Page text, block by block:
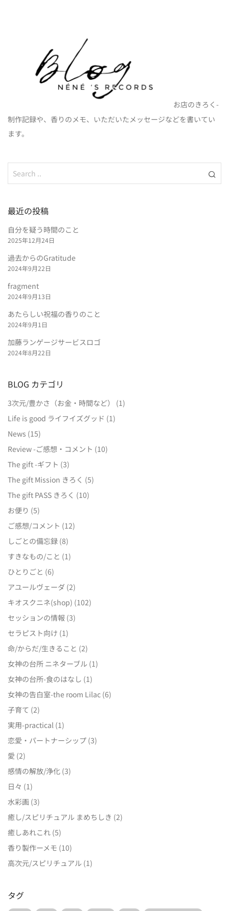
お店のきろく-
制作記録や、香りのメモ、いただいたメッセージなどを書いてい
ます。
最近の投稿
自分を疑う時間のこと
2025年12月24日
過去からのGratitude
2024年9月22日
fragment
2024年9月13日
あたらしい祝福の香りのこと
2024年9月1日
加藤ランゲージサービスロゴ
2024年8月22日
BLOG カテゴリ
3次元/豊かさ（お金・時間など）
(1)
Life is good ライフイズグッド (1)
News (15)
Review -ご感想・コメント (10)
The gift -ギフト (3)
The gift Mission きろく (5)
The gift PASS きろく (10)
お便り (5)
ご感想/コメント (12)
しごとの備忘録 (8)
すきなもの/こと (1)
ひとりごと (6)
アユールヴェーダ (2)
キオスクニネ(shop) (102)
セッションの情報 (3)
セラピスト向け (1)
命/からだ/生きること (2)
女神の台所 ニネターブル (1)
女神の台所-食のはなし (1)
女神の告白室-the room Lilac (6)
子育て (2)
実用-practical (1)
恋愛・パートナーシップ (3)
愛 (2)
感情の解放/浄化 (3)
日々 (1)
水彩画 (3)
癒し/スピリチュアル まめちしき (2)
癒しあれこれ (5)
香り製作ーメモ (10)
高次元/スピリチュアル (1)
タグ